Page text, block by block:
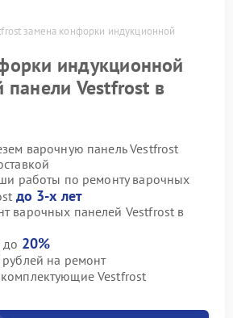
замена конфорки индукционной
индукционной
панели Vestfrost в
варочную панель Vestfrost
работы по ремонту варочных
до 3-х лет
варочных панелей Vestfrost в
до 20%
на ремонт
Vestfrost